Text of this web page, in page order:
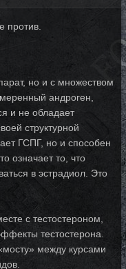
против.
но и с множеством
андроген,
и не обладает
структурной
ГСПГ, но и способен
означает то, что
в эстрадиол. Это
с тестостероном,
тестостерона.
между курсами